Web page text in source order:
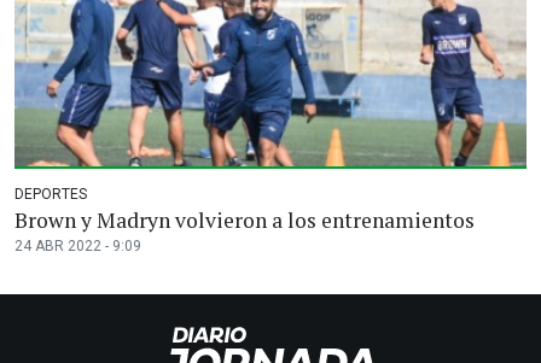
DEPORTES
Brown y Madryn volvieron a los entrenamientos
24 ABR 2022 - 9:09